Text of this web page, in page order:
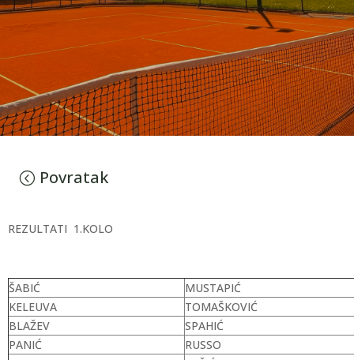
Povratak
REZULTATI 1.KOLO
ŠABIĆ
MUSTAPIĆ
KELEUVA
TOMAŠKOVIĆ
BLAŽEV
SPAHIĆ
PANIĆ
RUSSO